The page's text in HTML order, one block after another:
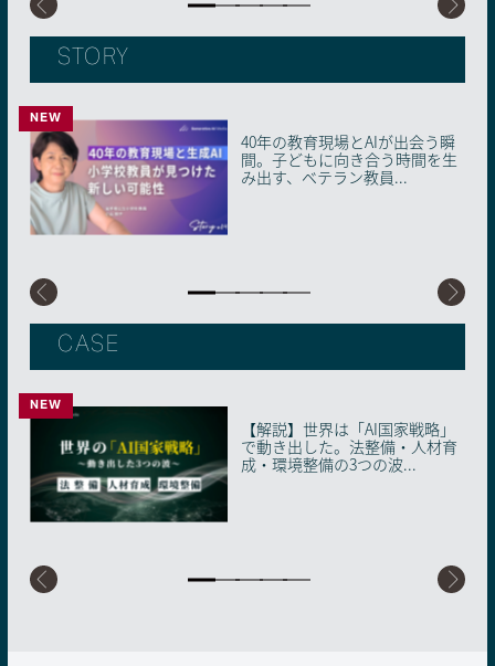
STORY
NEW
40年の教育現場とAIが出会う瞬
間。子どもに向き合う時間を生
み出す、ベテラン教員...
「AIの限界」を知ることが近道
だった。未経験の営業企画が1
年で複数ツールを開発で...
AIとロボットが織りなす日本の
未来：社会実装に挑む共創プラ
ットフォーム・AIRo...
キャリアコンサルタントならで
はの気づき。世代ごとに適した
生成AIとの付き合い方【...
転職後のスタートダッシュに成
功。生成AIをキャリアの味方に
つけるコツ【Story...
CASE
NEW
【解説】世界は「AI国家戦略」
で動き出した。法整備・人材育
成・環境整備の3つの波...
【解説】生成AI「使えばいい」
時代の終わり。2026年、知らな
いと取り残される「...
「教わる役員」と「教える若
手」がAIを武器に組織の壁を壊
す。博報堂ＤＹグループが...
「情報」はAIに、「心」は人間
に。150年続く「一斉授業」の
限界を突破した、麻生...
「最強の市役所」を目指す南あ
わじ市の挑戦。非エンジニア職
員が自ら開発・実装する自...